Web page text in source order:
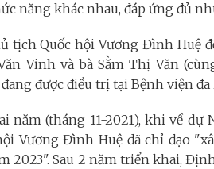
năng khác nhau, đáp ứng đủ
tịch Quốc hội Vương Đình Huệ
Vinh và bà Sằm Thị Văn
được điều trị tại Bệnh viện
năm (tháng 11-2021), khi về
Vương Đình Huệ đã chỉ đạo
2023". Sau 2 năm triển khai,